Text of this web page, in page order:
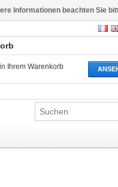
Ihrem Warenkorb
Informationen beachten Sie